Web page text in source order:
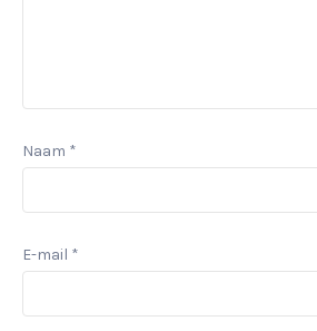
Naam *
E-mail *